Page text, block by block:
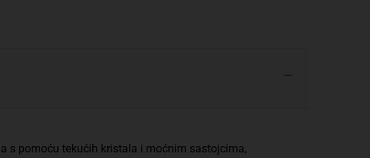
s pomoću tekućih kristala i moćnim sastojcima,